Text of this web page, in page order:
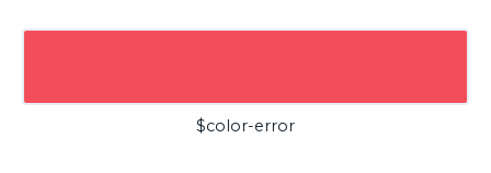
$color-error